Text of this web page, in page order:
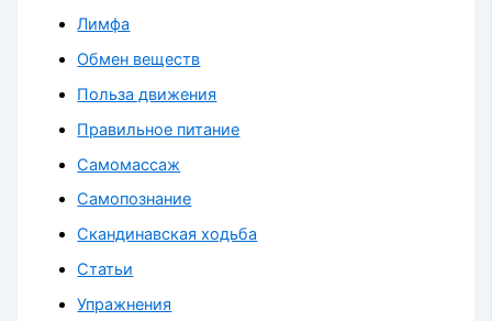
Лимфа
Обмен веществ
Польза движения
Правильное питание
Самомассаж
Самопознание
Скандинавская ходьба
Статьи
Упражнения